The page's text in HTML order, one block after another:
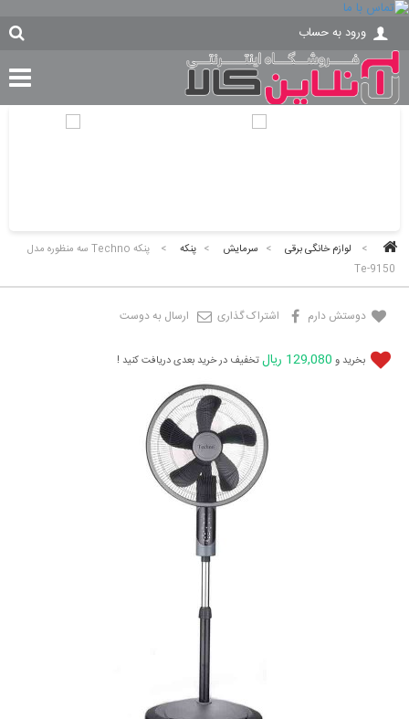
ورود به حساب
> لوازم خانگی برقی > سرمایش > پنکه >
پنکه Techno سه منظوره مدل
Te-9150
دوستش دارم اشتراک گذاری ارسال به دوست
بخرید و 129,080 ریال تخفیف در خرید بعدی دریافت کنید !